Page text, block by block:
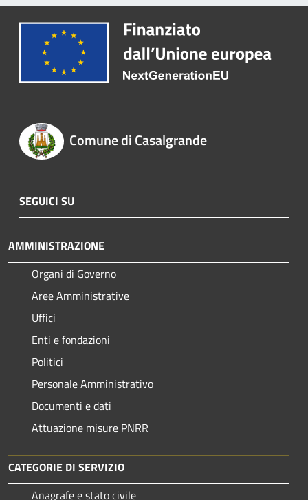
Comune di Casalgrande
SEGUICI SU
AMMINISTRAZIONE
Organi di Governo
Aree Amministrative
Uffici
Enti e fondazioni
Politici
Personale Amministrativo
Documenti e dati
Attuazione misure PNRR
CATEGORIE DI SERVIZIO
Anagrafe e stato civile